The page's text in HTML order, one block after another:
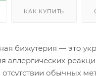
КАК КУПИТЬ
бижутерия — это
аллергических
отсутствии обычных